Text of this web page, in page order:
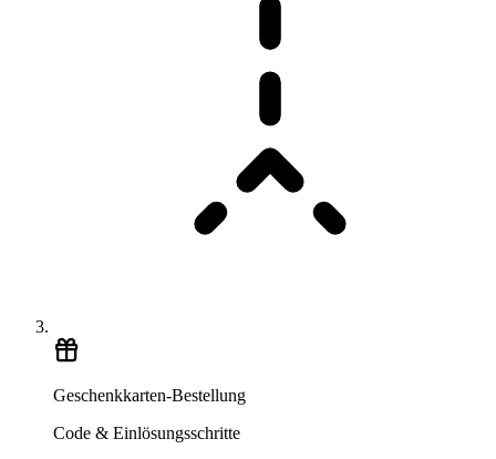
Geschenkkarten-Bestellung
Code & Einlösungsschritte